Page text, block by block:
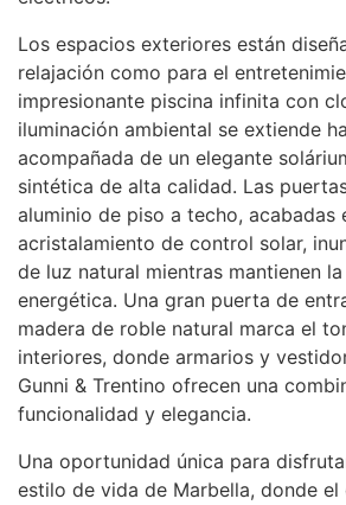
Los espacios exteriores están
relajación como para el
impresionante piscina infinita con
iluminación ambiental se extiende
acompañada de un elegante
sintética de alta calidad. Las
aluminio de piso a techo, acabadas
acristalamiento de control solar,
de luz natural mientras mantienen
energética. Una gran puerta de
madera de roble natural marca el
interiores, donde armarios y
Gunni & Trentino ofrecen una
funcionalidad y elegancia.
Una oportunidad única para
estilo de vida de Marbella, donde el